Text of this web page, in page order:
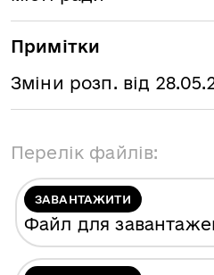
Примітки
Зміни розп. від
Перелік файлів:
ЗАВАНТАЖИТИ
Файл для